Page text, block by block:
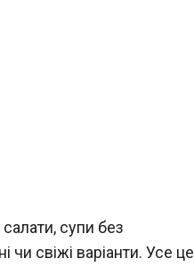
супи без
чи свіжі варіанти. Усе це